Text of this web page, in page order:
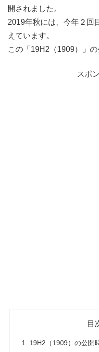
開されました。
2019年秋には、今年２回
えています。
この「19H2（1909）」
スポ
目
19H2（1909）の公開